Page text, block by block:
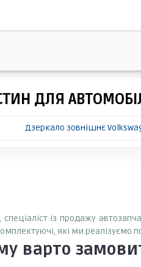
ДЛЯ
Дзеркало зовнішнє
із продажу
які ми реалізуємо
варто